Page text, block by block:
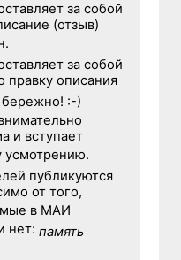
за собой
(отзыв)
за собой
правку описания
:-)
и вступает
усмотрению.
публикуются
от того,
в МАИ
нет: память